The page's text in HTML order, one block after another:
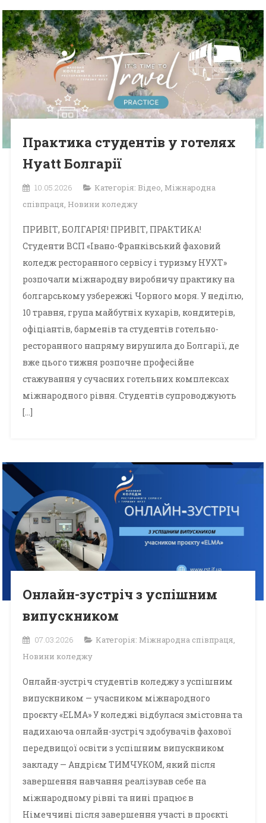
Практика студентів у готелях
Hyatt Болгарії
10.05.2026 Категорія: Відео, Міжнародна
співпраця, Новини коледжу
ПРИВІТ, БОЛГАРІЯ! ПРИВІТ, ПРАКТИКА!
Студенти ВСП «Івано-Франківський фаховий
коледж ресторанного сервісу і туризму НУХТ»
розпочали міжнародну виробничу практику на
болгарському узбережжі Чорного моря. У неділю,
10 травня, група майбутніх кухарів, кондитерів,
офіціантів, барменів та студентів готельно-
ресторанного напряму вирушила до Болгарії, де
вже цього тижня розпочне професійне
стажування у сучасних готельних комплексах
міжнародного рівня. Студентів супроводжують
[…]
Онлайн-зустріч з успішним
випускником
07.03.2026 Категорія: Міжнародна співпраця,
Новини коледжу
Онлайн-зустріч студентів коледжу з успішним
випускником — учасником міжнародного
проєкту «ELMA» У коледжі відбулася змістовна та
надихаюча онлайн-зустріч здобувачів фахової
передвищої освіти з успішним випускником
закладу — Андрієм ТИМЧУКОМ, який після
завершення навчання реалізував себе на
міжнародному рівні та нині працює в
Німеччині після завершення участі в проєкті